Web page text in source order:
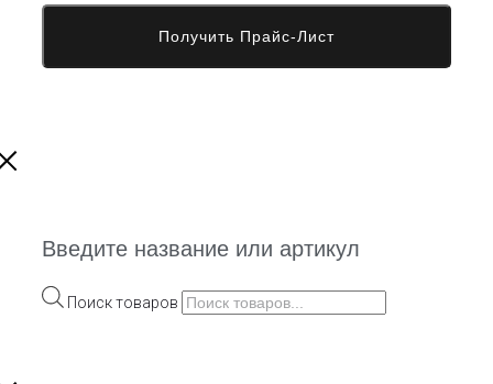
Введите название или артикул
Поиск товаров